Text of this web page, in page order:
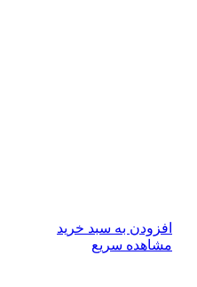
افزودن به سبد خرید
مشاهده سریع